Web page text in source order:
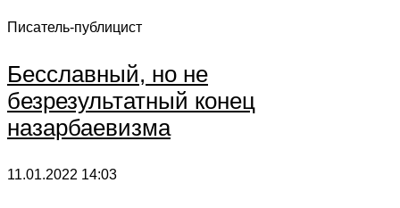
Писатель-публицист
Бесславный, но не
безрезультатный конец
назарбаевизма
11.01.2022 14:03